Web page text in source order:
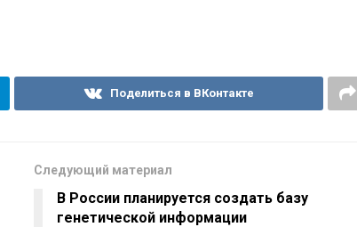
Поделиться в ВКонтакте
Следующий материал
В России планируется создать базу
генетической информации